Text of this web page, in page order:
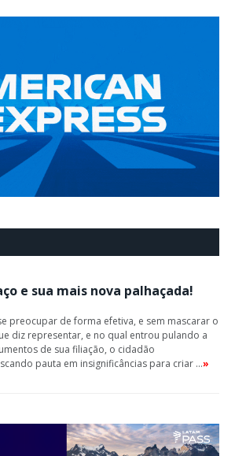
e sua mais nova palhaçada!
preocupar de forma efetiva, e sem mascarar o
diz representar, e no qual entrou pulando a
de sua filiação, o cidadão
pauta em insignificâncias para criar …»